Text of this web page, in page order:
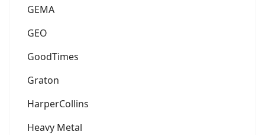
GEMA
GEO
GoodTimes
Graton
HarperCollins
Heavy Metal